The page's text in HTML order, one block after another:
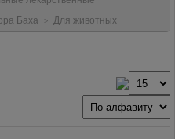
Баха > Для животных